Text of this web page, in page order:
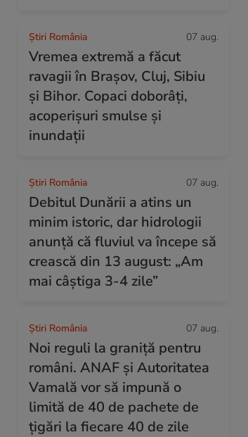
Știri România 07 aug.
Vremea extremă a făcut
ravagii în Brașov, Cluj, Sibiu
și Bihor. Copaci doborâți,
acoperișuri smulse și
inundații
Știri România 07 aug.
Debitul Dunării a atins un
minim istoric, dar hidrologii
anunță că fluviul va începe să
crească din 13 august: „Am
mai câștiga 3-4 zile”
Știri România 07 aug.
Noi reguli la graniță pentru
români. ANAF și Autoritatea
Vamală vor să impună o
limită de 40 de pachete de
țigări la fiecare 40 de zile